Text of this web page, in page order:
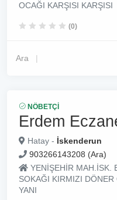
OCAĞI KARŞISI KARŞISI
(0)
Ara
NÖBETÇI
Erdem
Hatay - İskenderun
903266143208 (Ara)
YENİŞEHİR MAH.İSK.
SOKAĞI KIRMIZI
YANI